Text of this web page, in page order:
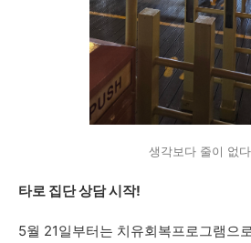
생각보다 줄이 없
타로 집단 상담 시작!
5월 21일부터는 치유회복프로그램으